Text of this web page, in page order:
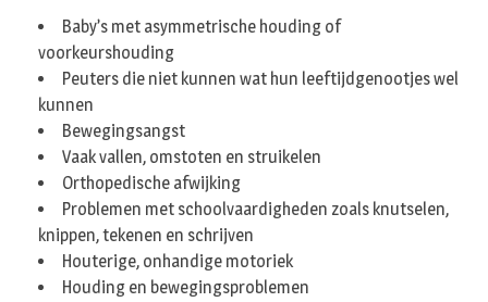
Baby’s met asymmetrische houding of
voorkeurshouding
Peuters die niet kunnen wat hun leeftijdgenootjes wel
kunnen
Bewegingsangst
Vaak vallen, omstoten en struikelen
Orthopedische afwijking
Problemen met schoolvaardigheden zoals knutselen,
knippen, tekenen en schrijven
Houterige, onhandige motoriek
Houding en bewegingsproblemen